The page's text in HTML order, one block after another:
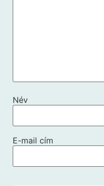
Név
E-mail cím